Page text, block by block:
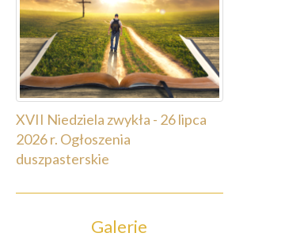
XVII Niedziela zwykła - 26 lipca
2026 r. Ogłoszenia
duszpasterskie
Galerie